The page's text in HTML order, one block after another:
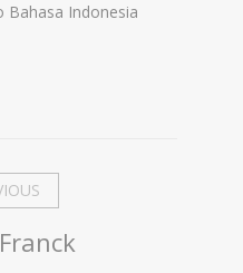
Bahasa Indonesia